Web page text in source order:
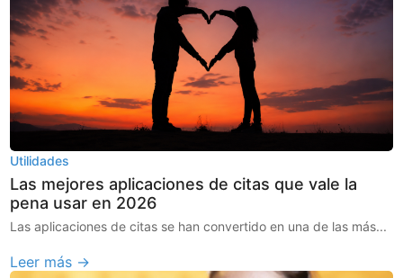
Utilidades
Las mejores aplicaciones de citas que vale la
pena usar en 2026
Las aplicaciones de citas se han convertido en una de las más...
Leer más →